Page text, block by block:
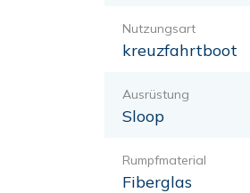
Nutzungsart
kreuzfahrtboot
Ausrüstung
Sloop
Rumpfmaterial
Fiberglas